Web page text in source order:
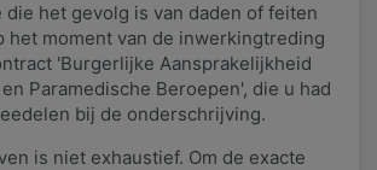
die het gevolg is van daden of feiten
het moment van de inwerkingtreding
'Burgerlijke Aansprakelijkheid
Paramedische Beroepen', die u had
bij de onderschrijving.
is niet exhaustief. Om de exacte